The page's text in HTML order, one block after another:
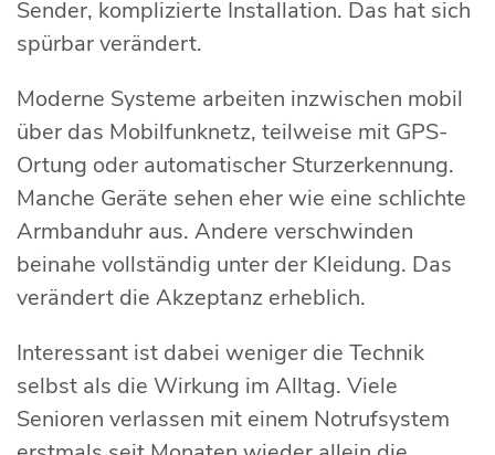
Sender, komplizierte Installation. Das hat sich
spürbar verändert.
Moderne Systeme arbeiten inzwischen mobil
über das Mobilfunknetz, teilweise mit GPS-
Ortung oder automatischer Sturzerkennung.
Manche Geräte sehen eher wie eine schlichte
Armbanduhr aus. Andere verschwinden
beinahe vollständig unter der Kleidung. Das
verändert die Akzeptanz erheblich.
Interessant ist dabei weniger die Technik
selbst als die Wirkung im Alltag. Viele
Senioren verlassen mit einem Notrufsystem